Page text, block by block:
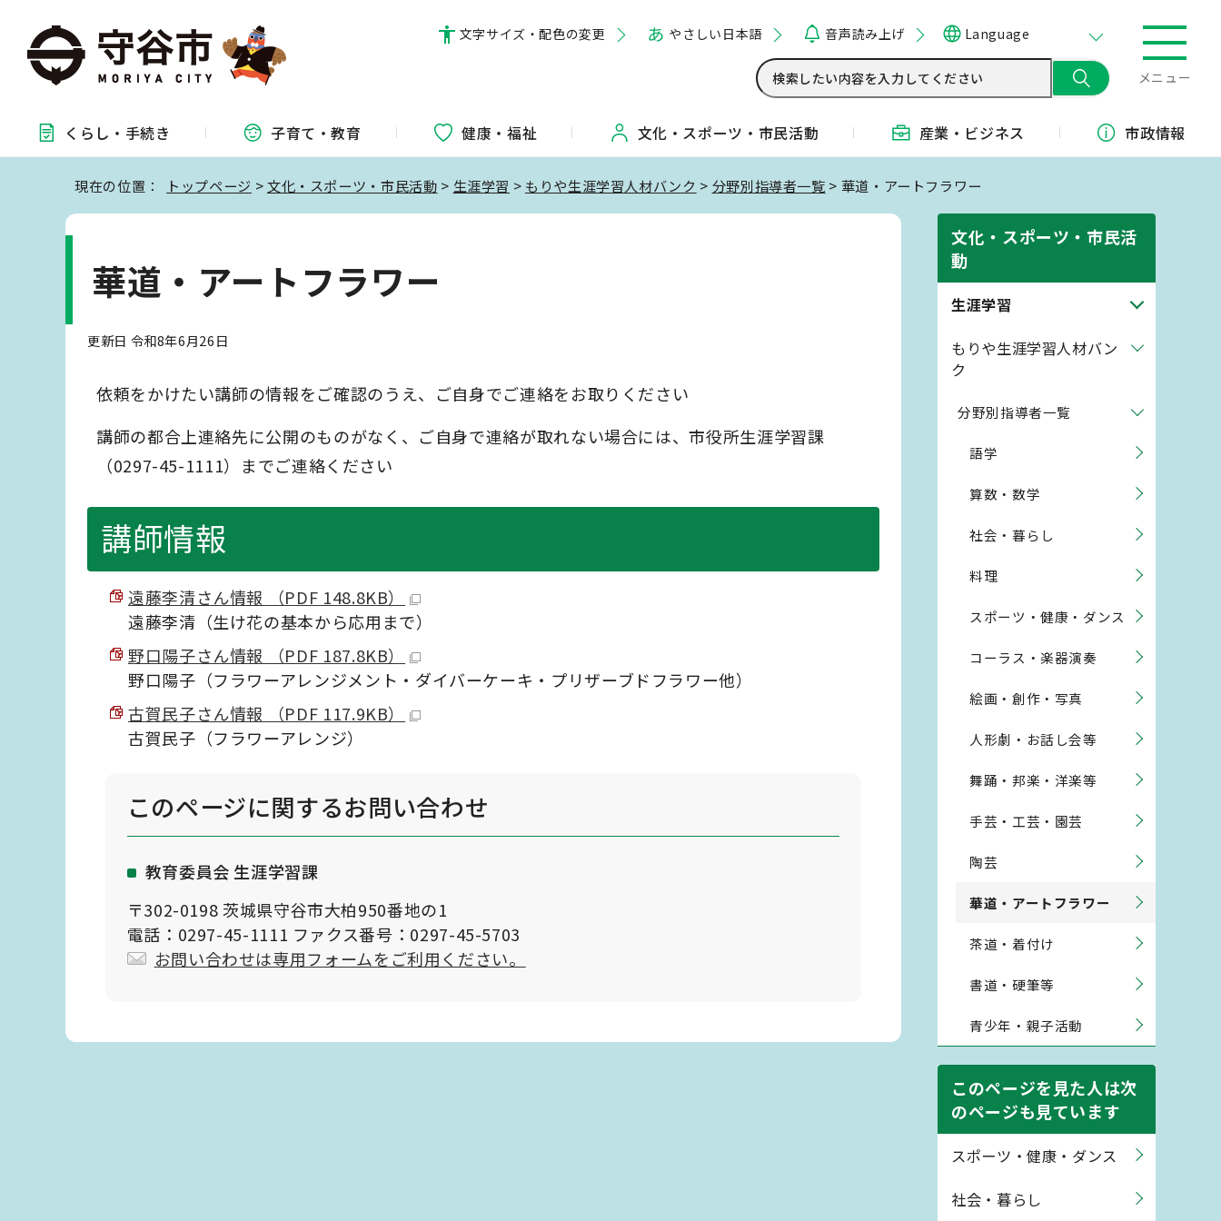
文字サイズ・配色の変更 やさしい日本語 音声読み上げ Language
メニュー
くらし・ 手続き 子育て・教育 健康・福祉 文化・ スポーツ・ 市民活動 産業・ ビジネス 市政情報
現在の位置： トップページ >文化・スポーツ・市民活動 > 生涯学習 > もりや生涯学習人材バンク > 分野別指導者一覧 > 華道・アートフラワー
華道・アートフラワー
更新日 令和8年6月26日
依頼をかけたい講師の情報をご確認のうえ、ご自身でご連絡をお取りください
講師の都合上連絡先に公開のものがなく、ご自身で連絡が取れない場合には、市役所生涯学習課
（0297-45-1111）までご連絡ください
講師情報
遠藤李清さん情報 （PDF 148.8KB）
遠藤李清（生け花の基本から応用まで）
野口陽子さん情報 （PDF 187.8KB）
野口陽子（フラワーアレンジメント・ダイバーケーキ・プリザーブドフラワー他）
古賀民子さん情報 （PDF 117.9KB）
古賀民子（フラワーアレンジ）
このページに関するお問い合わせ
教育委員会 生涯学習課
〒302-0198 茨城県守谷市大柏950番地の1
電話：0297-45-1111 ファクス番号：0297-45-5703
お問い合わせは専用フォームをご利用ください。
文化・スポーツ・市民活
動
生涯学習
もりや生涯学習人材バン
ク
分野別指導者一覧
語学
算数・数学
社会・暮らし
料理
スポーツ・健康・ダンス
コーラス・楽器演奏
絵画・創作・写真
人形劇・お話し会等
舞踊・邦楽・洋楽等
手芸・工芸・園芸
陶芸
華道・アートフラワー
茶道・着付け
書道・硬筆等
青少年・親子活動
このページを見た人は次
のページも見ています
スポーツ・健康・ダンス
社会・暮らし